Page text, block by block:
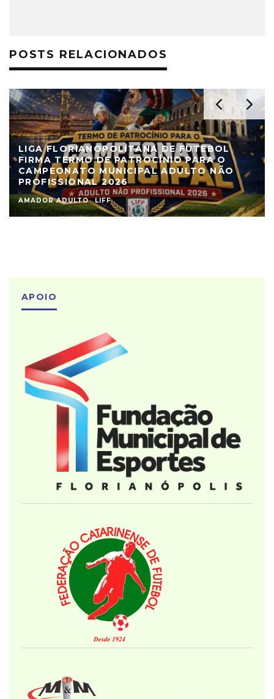
POSTS RELACIONADOS
LIGA FLORIANOPOLITANA DE FUTEBOL
FIRMA TERMO DE PATROCÍNIO PARA O
CAMPEONATO MUNICIPAL ADULTO NÃO
PROFISSIONAL 2026
AMADOR ADULTO LIFF
APOIO